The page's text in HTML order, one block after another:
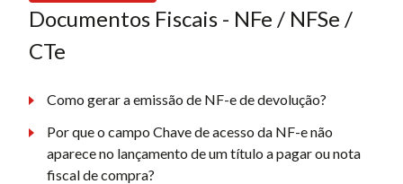
Documentos Fiscais - NFe / NFSe /
CTe
Como gerar a emissão de NF-e de devolução?
Por que o campo Chave de acesso da NF-e não
aparece no lançamento de um título a pagar ou nota
fiscal de compra?